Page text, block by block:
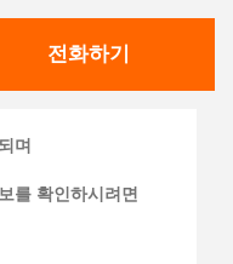
전화하기
며
를 확인하시려면